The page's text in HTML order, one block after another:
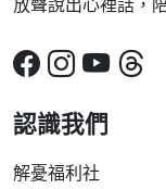
認識我們
解憂福利社